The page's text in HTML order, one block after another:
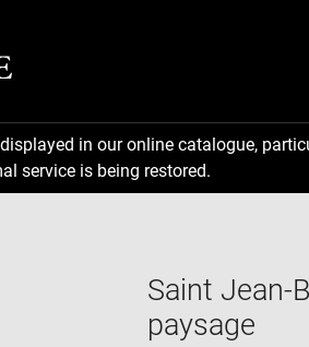
in our online catalogue,
service is being restored.
Saint Jean-
paysage